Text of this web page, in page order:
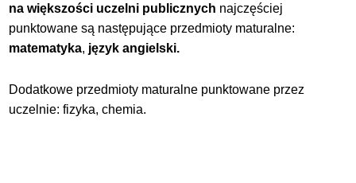
na większości uczelni publicznych najczęściej
punktowane są następujące przedmioty maturalne:
matematyka, język angielski.
Dodatkowe przedmioty maturalne punktowane przez
uczelnie: fizyka, chemia.